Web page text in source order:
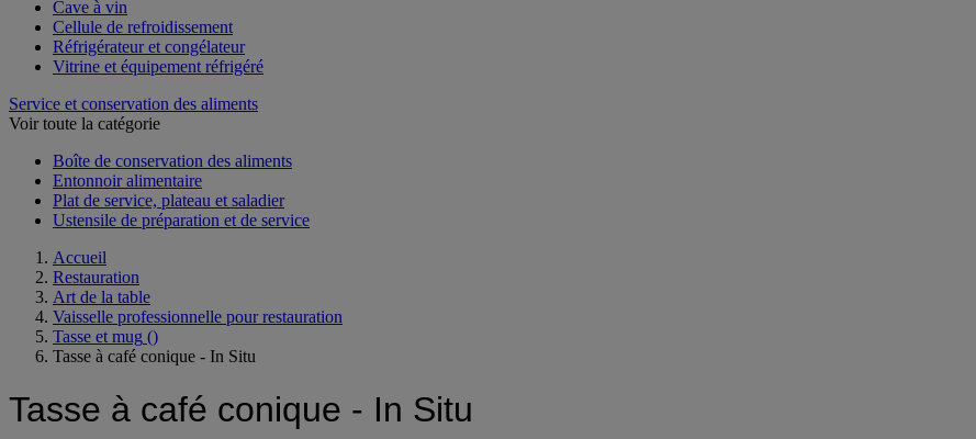
Cave à vin
Cellule de refroidissement
Réfrigérateur et congélateur
Service et conservation des aliments
Boîte de conservation des aliments
Entonnoir alimentaire
Plat de service, plateau et saladier
Accueil
Restauration
Art de la table
Vaisselle professionnelle pour restauration
Tasse et mug ()
Tasse à café conique - In Situ